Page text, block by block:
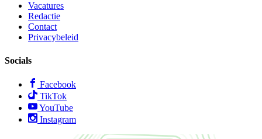
Vacatures
Redactie
Contact
Privacybeleid
Socials
Facebook
TikTok
YouTube
Instagram